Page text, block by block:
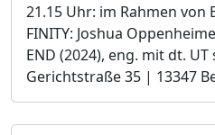
21.15 Uhr: im Rahmen von
FINITY: Joshua
END (2024), eng. mit dt.
Gerichtstraße 35 | 13347